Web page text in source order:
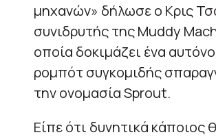
μηχανών» δήλωσε ο Κρις
συνιδρυτής της Muddy
οποία δοκιμάζει ένα
ρομπότ συγκομιδής
την ονομασία Sprout.
Είπε ότι δυνητικά κάποιος